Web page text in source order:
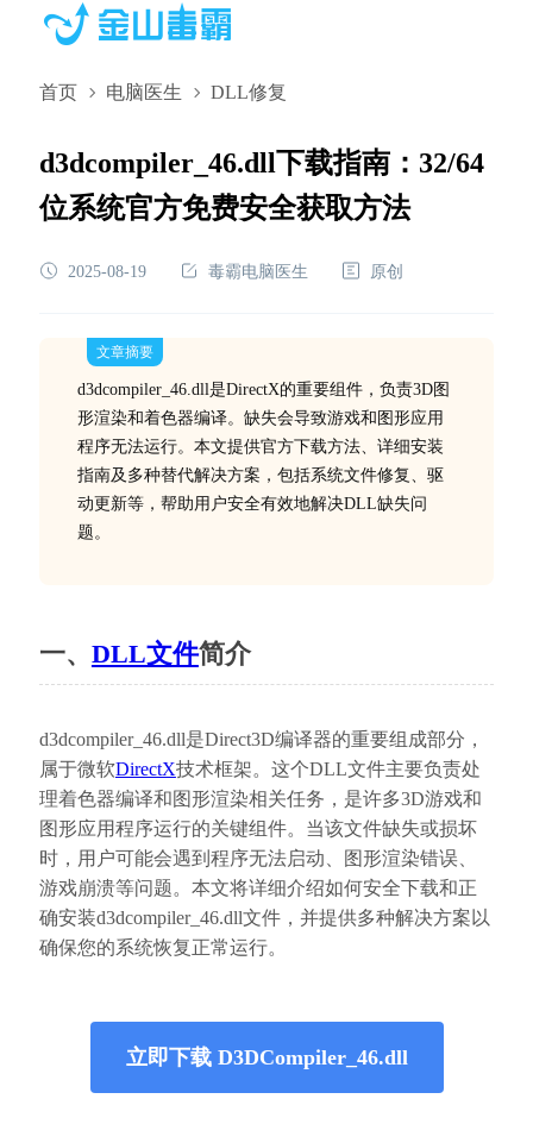
首页 电脑医生 DLL修复
d3dcompiler_46.dll下载指南：32/64
位系统官方免费安全获取方法
2025-08-19 毒霸电脑医生 原创
文章摘要
d3dcompiler_46.dll是DirectX的重要组件，负责3D图
形渲染和着色器编译。缺失会导致游戏和图形应用
程序无法运行。本文提供官方下载方法、详细安装
指南及多种替代解决方案，包括系统文件修复、驱
动更新等，帮助用户安全有效地解决DLL缺失问
题。
一、 DLL文件简介
d3dcompiler_46.dll是Direct3D编译器的重要组成部分，
属于微软DirectX技术框架。这个DLL文件主要负责处
理着色器编译和图形渲染相关任务，是许多3D游戏和
图形应用程序运行的关键组件。当该文件缺失或损坏
时，用户可能会遇到程序无法启动、图形渲染错误、
游戏崩溃等问题。本文将详细介绍如何安全下载和正
确安装d3dcompiler_46.dll文件，并提供多种解决方案以
确保您的系统恢复正常运行。
立即下载 D3DCompiler_46.dll